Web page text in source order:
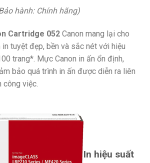
hành: Chính hãng)
Cartridge 052 Canon mang lại cho
tuyệt đẹp, bền và sắc nét với hiệu
trang*. Mực Canon in ấn ổn định,
bảo quá trình in ấn được diễn ra liên
công việc.
In hiệu suất